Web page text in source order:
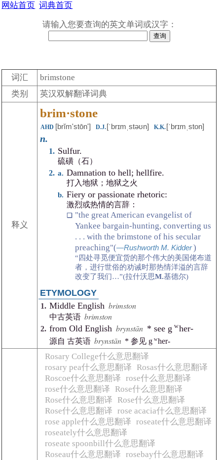
网站首页 词典首页
请输入您要查询的英文单词或汉字：
词汇
brimstone
类别
英汉双解翻译词典
释义
brim·stone
AHD [brĭmʹstōn'] D.J.[ˈbrɪmˌstəʊn] K.K.[ˈbrɪmˌston]
n.
Sulfur.
硫磺（石）
Damnation to hell; hellfire.
打入地狱；地狱之火
Fiery or passionate rhetoric:
激烈或热情的言辞：
"the great American evangelist of
Yankee bargain-hunting, converting us
. . . with the brimstone of his secular
preaching"(
Rushworth M. Kidder)
“四处寻觅便宜货的那个伟大的美国佬布道
者，进行世俗的劝诫时那热情洋溢的言辞
改变了我们…”(拉什沃思M.基德尔)
ETYMOLOGY
Middle English brimston
中古英语 brimston
from Old English brynstān * see gwher-
源自 古英语 brynstān * 参见 gwher-
Rosary College什么意思翻译
rosary pea什么意思翻译
Rosas什么意思翻译
Roscoe什么意思翻译 rose什么意思翻译
rose什么意思翻译
Rose什么意思翻译
Rose什么意思翻译
Rose什么意思翻译
Rose什么意思翻译 rose acacia什么意思翻译
rose apple什么意思翻译 roseate什么意思翻译
roseately什么意思翻译
roseate spoonbill什么意思翻译
Roseau什么意思翻译 rosebay什么意思翻译